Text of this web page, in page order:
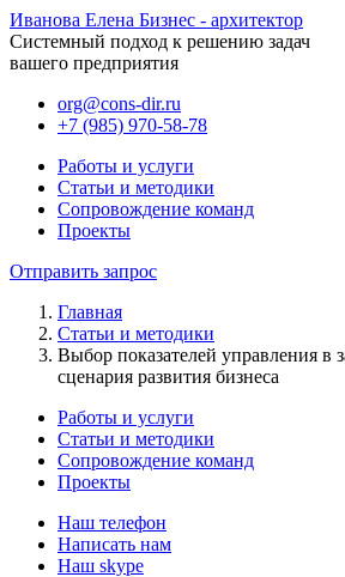
Иванова Елена Бизнес - архитектор
Системный подход к решению задач
вашего предприятия
org@cons-dir.ru
+7 (985) 970-58-78
Работы и услуги
Статьи и методики
Сопровождение команд
Проекты
Отправить запрос
Главная
Статьи и методики
Выбор показателей управления в
сценария развития бизнеса
Работы и услуги
Статьи и методики
Сопровождение команд
Проекты
Наш телефон
Написать нам
Наш skype